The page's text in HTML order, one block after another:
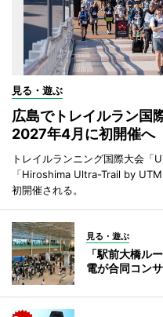
見る・遊ぶ
広島でトレイルラン
2027年4月に初開催へ
トレイルランニング国際大会「
「Hiroshima Ultra-Trail by
初開催される。
見る・遊ぶ
「駅前大橋ル
電が合同コン